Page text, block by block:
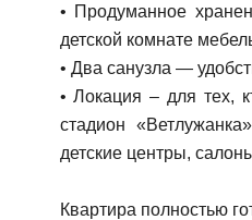
• Продуманное
детской комнате
• Два санузла —
• Локация – для тех,
стадион
детские центры,
Квартира полностью